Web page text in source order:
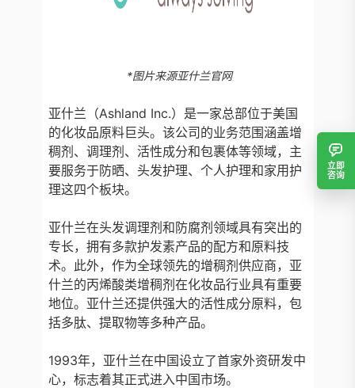
*图片来源亚什兰官网
亚什兰（Ashland Inc.）是一家总部位于美国
的化妆品原料巨头。该公司的业务范围涵盖增
稠剂、调理剂、活性成分和包裹体等领域，主
要服务于防晒、头发护理、个人护理和家用护
理这四个板块。
亚什兰在头发调理剂和防腐剂领域具有突出的
专长，拥有多款护发素产品的配方和原料技
术。此外，作为全球领先的增稠剂供应商，亚
什兰的丙烯酸类增稠剂在化妆品行业具有重要
地位。亚什兰还提供强大的活性成分原料，包
括多肽、提取物等多种产品。
1993年，亚什兰在中国设立了首家外资研发中
心，标志着其正式进入中国市场。
立即
咨询